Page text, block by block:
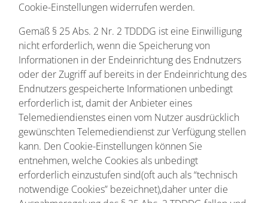
Cookie-Einstellungen widerrufen werden.
Gemäß § 25 Abs. 2 Nr. 2 TDDDG ist eine Einwilligung
nicht erforderlich, wenn die Speicherung von
Informationen in der Endeinrichtung des Endnutzers
oder der Zugriff auf bereits in der Endeinrichtung des
Endnutzers gespeicherte Informationen unbedingt
erforderlich ist, damit der Anbieter eines
Telemediendienstes einen vom Nutzer ausdrücklich
gewünschten Telemediendienst zur Verfügung stellen
kann. Den Cookie-Einstellungen können Sie
entnehmen, welche Cookies als unbedingt
erforderlich einzustufen sind(oft auch als “technisch
notwendige Cookies” bezeichnet),daher unter die